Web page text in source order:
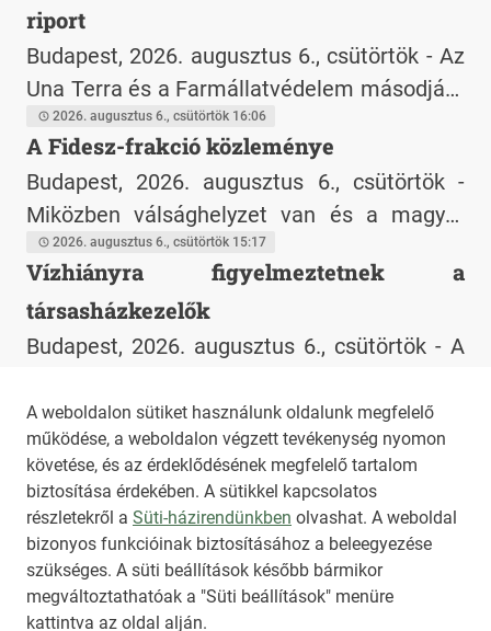
A weboldalon sütiket használunk oldalunk megfelelő
működése, a weboldalon végzett tevékenység nyomon
követése, és az érdeklődésének megfelelő tartalom
biztosítása érdekében. A sütikkel kapcsolatos
részletekről a Süti-házirendünkben olvashat. A weboldal
bizonyos funkcióinak biztosításához a beleegyezése
szükséges. A süti beállítások később bármikor
megváltoztathatóak a "Süti beállítások" menüre
kattintva az oldal alján.
alaptalanok, hogy Ő és munkatársai kiváló
munkát végeztek. Van azonban egy olyan
történet, melyről eddig még a kritikus
ellenfelei sem beszéltek.
riport
Budapest, 2026. augusztus 6., csütörtök - Az
Una Terra és a Farmállatvédelem másodjára
készíti el a vállalatok ketrecmentes tojásra
való átállását bemutató országos riportot,
hogy átlátható képet adjon arról, kik és
milyen lépéseket tesznek a ketreces
tojástermelés kivezetéséért.
2026. augusztus 6., csütörtök 16:06
A Fidesz-frakció közleménye
Budapest, 2026. augusztus 6., csütörtök -
Miközben válsághelyzet van és a magyar
embereket korlátozzák a napi normális
életvitelükben, a vízügyért felelős államtitkár
külföldön pihen.
2026. augusztus 6., csütörtök 15:17
Vízhiányra figyelmeztetnek a
társasházkezelők
Budapest, 2026. augusztus 6., csütörtök - A
hanem higiéniai és működési szempontból
is fel kell készülniük - figyelmeztet Szilber
Szilvia társasházkezelő, a MITOE elnökségi
tagja.
2026. augusztus 6., csütörtök 13:03
1234...306
HIRADO.HU MEDIAKLIKK.HU
M4SPORT.HU NEMZETISPORT.HU